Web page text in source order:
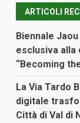
ARTICOLI
Biennale
esclusiva alla
“Becoming
La Via Tardo
digitale
Città di Val di